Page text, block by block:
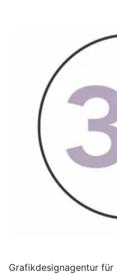
Grafikdesignagentur